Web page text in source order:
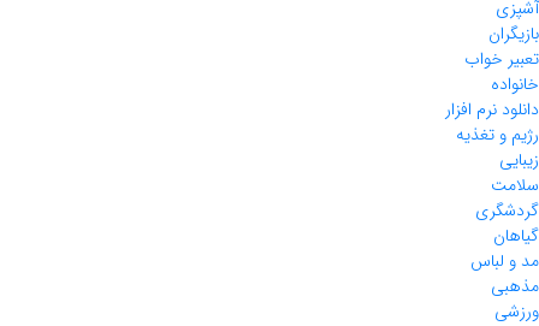
آشپزی
بازیگران
تعبیر خواب
خانواده
دانلود نرم افزار
رژیم و تغذیه
زیبایی
سلامت
گردشگری
گیاهان
مد و لباس
مذهبی
ورزشی